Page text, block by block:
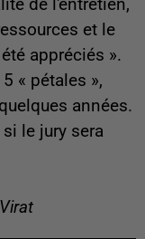
de l'entretien,
et le
appréciés ».
« pétales »,
années.
le jury sera